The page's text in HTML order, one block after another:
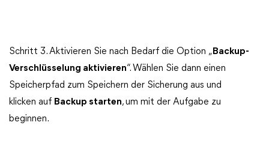
Schritt 3. Aktivieren Sie nach Bedarf die Option „ Backup-
Verschlüsselung aktivieren“. Wählen Sie dann einen
Speicherpfad zum Speichern der Sicherung aus und
klicken auf Backup starten, um mit der Aufgabe zu
beginnen.